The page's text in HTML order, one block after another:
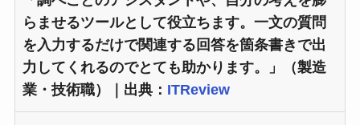
らませるツールとして役立ちます。一文の質問
を入力するだけで関連する回答を箇条書きで出
力してくれるのでとても助かります。」（製造
業・技術職）｜出典： ITReview